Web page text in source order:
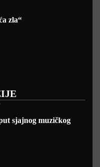
zla“
sjajnog muzičkog